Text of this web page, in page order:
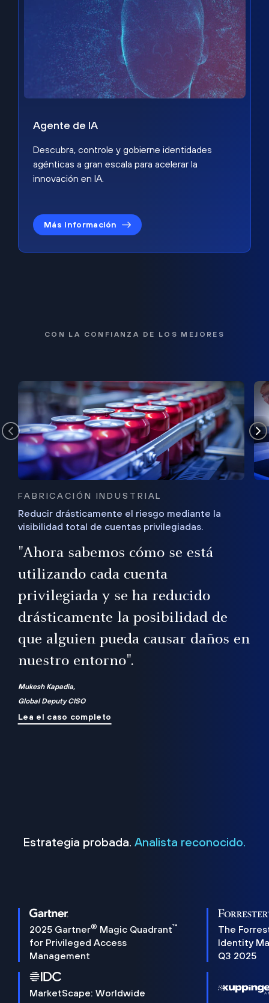
Agente de IA
Descubra, controle y gobierne identidades
agénticas a gran escala para acelerar la
innovación en IA.
Más información
CON LA CONFIANZA DE LOS MEJORES
FABRICACIÓN INDUSTRIAL
Reducir drásticamente el riesgo mediante la
visibilidad total de cuentas privilegiadas.
"Ahora sabemos cómo se está
utilizando cada cuenta
privilegiada y se ha reducido
drásticamente la posibilidad de
que alguien pueda causar daños en
nuestro entorno".
Mukesh Kapadia,
Global Deputy CISO
Lea el caso completo
Estrategia probada. Analista reconocido.
2025 Gartner® Magic Quadrant™
for Privileged Access
Management
The
Identity
Q3 2025
MarketScape: Worldwide